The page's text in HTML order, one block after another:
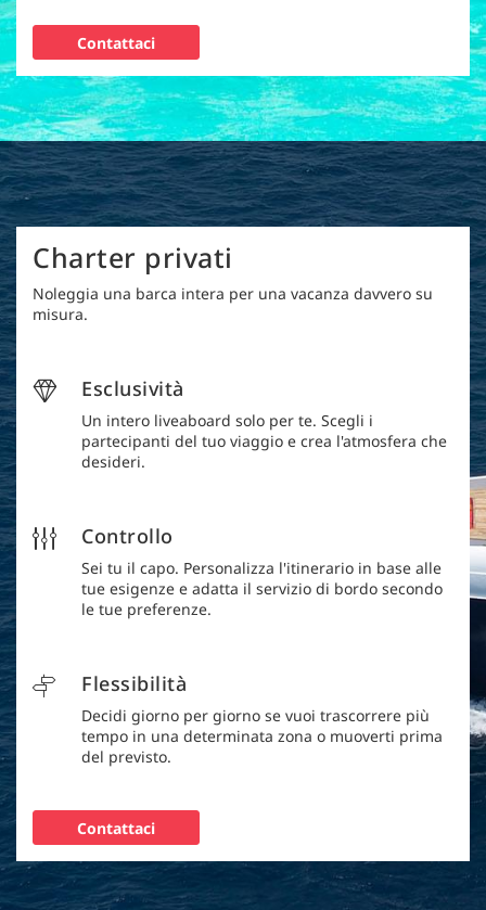
Contattaci
Charter privati
Noleggia una barca intera per una vacanza davvero su
misura.
Esclusività
Un intero liveaboard solo per te. Scegli i
partecipanti del tuo viaggio e crea l'atmosfera che
desideri.
Controllo
Sei tu il capo. Personalizza l'itinerario in base alle
tue esigenze e adatta il servizio di bordo secondo
le tue preferenze.
Flessibilità
Decidi giorno per giorno se vuoi trascorrere più
tempo in una determinata zona o muoverti prima
del previsto.
Contattaci